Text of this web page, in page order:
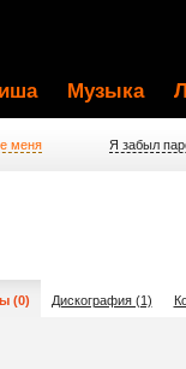
Музыка
меня Я забыл
(0) Дискография (1)